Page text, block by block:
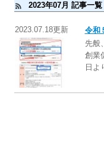
2023年07月 記事一覧
2023.07.18更新
令和
先般
創業
日